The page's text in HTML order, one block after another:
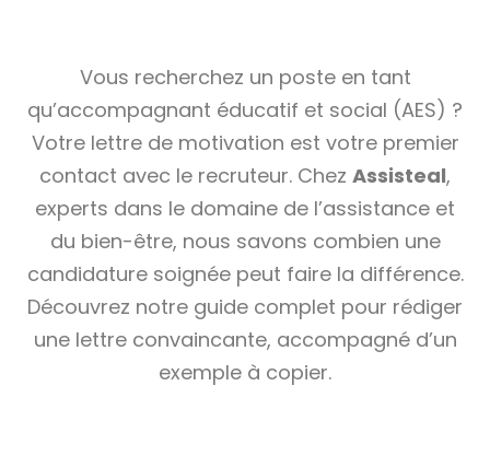
Vous recherchez un poste en tant
qu’accompagnant éducatif et social (AES) ?
Votre lettre de motivation est votre premier
contact avec le recruteur. Chez Assisteal,
experts dans le domaine de l’assistance et
du bien-être, nous savons combien une
candidature soignée peut faire la différence.
Découvrez notre guide complet pour rédiger
une lettre convaincante, accompagné d’un
exemple à copier.